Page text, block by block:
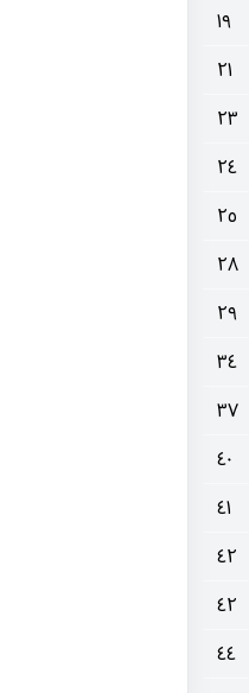
١٩
٢١
٢٣
٢٤
٢٥
٢٨
٢٩
٣٤
٣٧
٤٠
٤١
٤٢
٤٢
٤٤